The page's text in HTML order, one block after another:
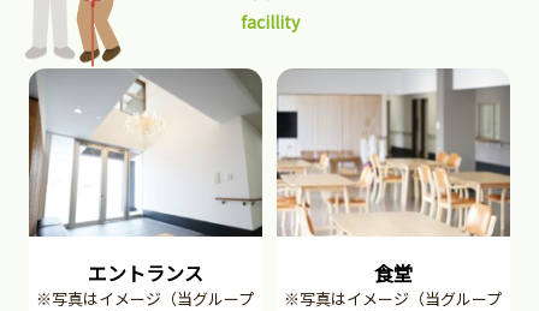
facillity
エントランス
※写真はイメージ（当グループ
食堂
※写真はイメージ（当グループ